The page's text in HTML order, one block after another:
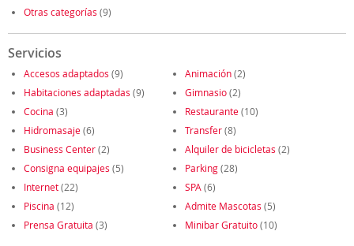
Otras categorías (9)
Servicios
Accesos adaptados (9) Animación(2)
Habitaciones adaptadas (9) Gimnasio(2)
Cocina (3) Restaurante(10)
Hidromasaje(6) Transfer(8)
Business Center(2) Alquiler de bicicletas (2)
Consigna equipajes (5) Parking(28)
Internet(22) SPA (6)
Piscina (12) Admite Mascotas (5)
Prensa Gratuita (3) Minibar Gratuito(10)